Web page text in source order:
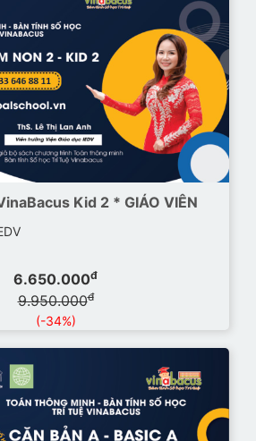
Kid 2 * GIÁO VIÊN
6.650.000đ
9.950.000đ
(-34%)